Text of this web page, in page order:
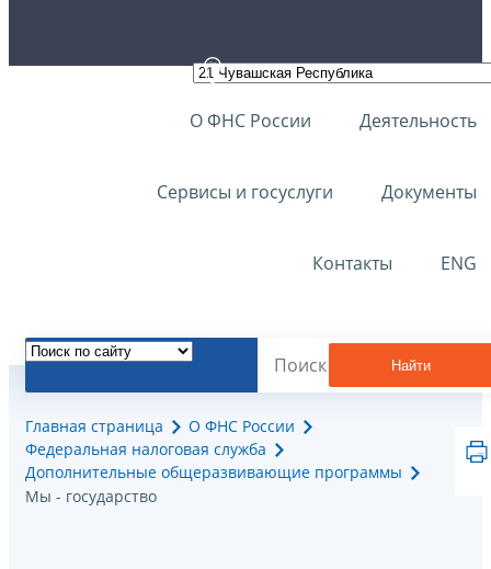
О ФНС России Деятельность
Сервисы и госуслуги Документы
Контакты ENG
Найти
Главная страница
О ФНС России
Федеральная налоговая служба
Дополнительные общеразвивающие программы
Мы - государство